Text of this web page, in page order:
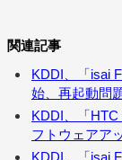
関連記事
KDDI、「isai
始、再起動問
KDDI、「HTC
フトウェアア
KDDI、「isai